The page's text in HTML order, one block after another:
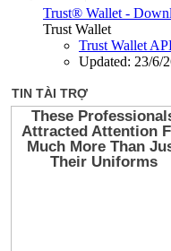
Trust® Wallet -
Trust Wallet
Trust Wallet
Updated: 23/6/